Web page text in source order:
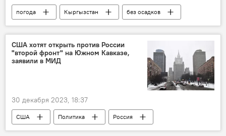
погода Кыргызстан
без осадков
туман
Кыргызгидромет
США хотят открыть против России
"второй фронт" на Южном Кавказе,
заявили в МИД
30 декабря 2023, 18:37
США Политика
Россия
Михаил Галузин
В мире